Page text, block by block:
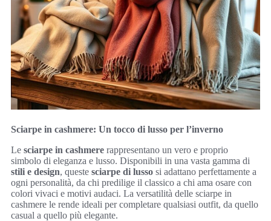
Sciarpe in cashmere: Un tocco di lusso per l’inverno
Le sciarpe in cashmere rappresentano un vero e proprio
simbolo di eleganza e lusso. Disponibili in una vasta gamma di
stili e design, queste sciarpe di lusso si adattano perfettamente a
ogni personalità, da chi predilige il classico a chi ama osare con
colori vivaci e motivi audaci. La versatilità delle sciarpe in
cashmere le rende ideali per completare qualsiasi outfit, da quello
casual a quello più elegante.